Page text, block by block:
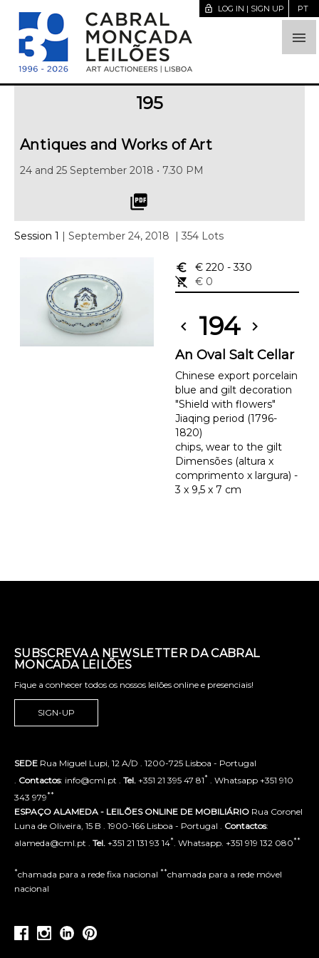

lock_open LOG IN | SIGN UP PT
195
Antiques and Works of Art
24 and 25 September 2018 • 7.30 PM
picture_as_pdf
Session 1 | September 24, 2018 | 354 Lots
euro_symbol € 220 - 330
remove_shopping_cart
€ 0
chevron_left 194 chevron_right
An Oval Salt Cellar
Chinese export porcelain
blue and gilt decoration
"Shield with flowers"
Jiaqing period (1796-
1820)
chips, wear to the gilt
Dimensões (altura x
comprimento x largura) -
3 x 9,5 x 7 cm
SUBSCREVA A NEWSLETTER DA CABRAL
MONCADA LEILÕES
Fique a conhecer todos os nossos leilões online e presenciais!
SIGN-UP
SEDE Rua Miguel Lupi, 12 A/D . 1200-725 Lisboa - Portugal
Contactos: info@cml.pt . Tel. +351 21 395 47 81* . Whatsapp +351 910
343 979**
ESPAÇO ALAMEDA - LEILÕES ONLINE DE MOBILIÁRIO Rua Coronel
Luna de Oliveira, 15 B . 1900-166 Lisboa - Portugal . Contactos:
alameda@cml.pt . Tel. +351 21 131 93 14* . Whatsapp. +351 919 132 080**
*chamada para a rede fixa nacional **chamada para a rede móvel
nacional